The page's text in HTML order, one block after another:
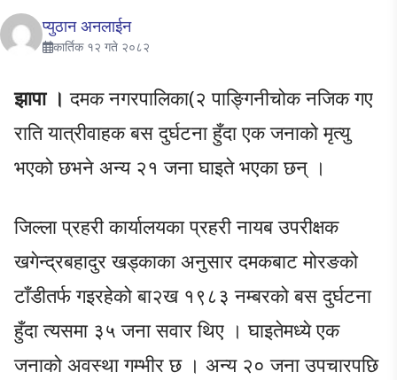
प्युठान अनलाईन
कार्तिक १२ गते २०८२
झापा ।दमक नगरपालिका(२ पाङ्गिनीचोक नजिक गए
राति यात्रीवाहक बस दुर्घटना हुँदा एक जनाको मृत्यु
भएको छभने अन्य २१ जना घाइते भएका छन् ।
जिल्ला प्रहरी कार्यालयका प्रहरी नायब उपरीक्षक
खगेन्द्रबहादुर खड्काका अनुसार दमकबाट मोरङको
टाँडीतर्फ गइरहेको बा२ख १९८३ नम्बरको बस दुर्घटना
हुँदा त्यसमा ३५ जना सवार थिए । घाइतेमध्ये एक
जनाको अवस्था गम्भीर छ । अन्य २० जना उपचारपछि